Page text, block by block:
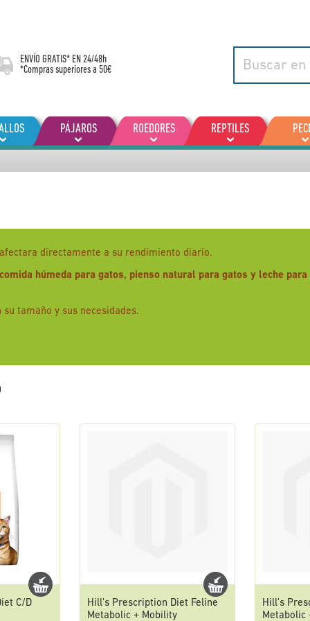
ENVÍO GRATIS* EN 24/48h
*Compras superiores a 50€
PÁJAROS ROEDORES REPTILES
directamente a su rendimiento diario.
húmeda para gatos, pienso natural para gatos y leche
tamaño y sus necesidades.
C/D
Hill's Prescription Diet Feline
Metabolic + Mobility
Hill's
Metabolic